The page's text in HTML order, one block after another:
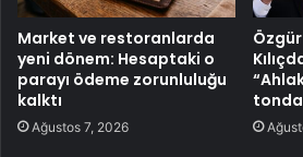
Market ve restoranlarda
yeni dönem: Hesaptaki o
parayı ödeme zorunluluğu
kalktı
Ağustos 7, 2026
tonda